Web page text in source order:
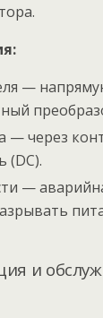
—
— через
(DC).
—
и